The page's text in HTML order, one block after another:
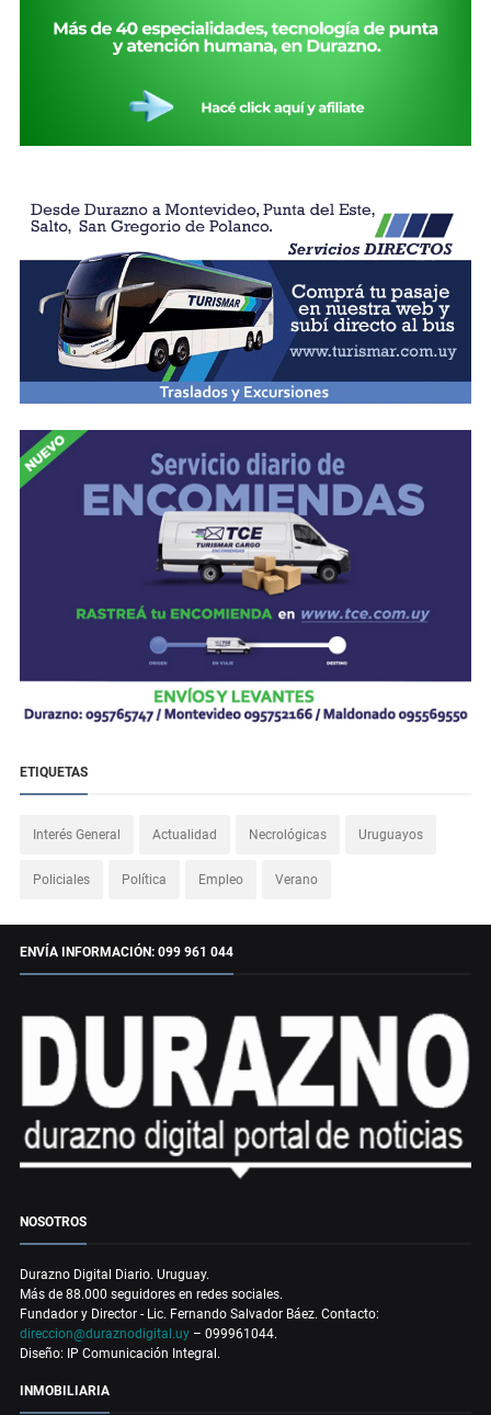
ETIQUETAS
Interés General Actualidad Necrológicas Uruguayos
Policiales Política Empleo Verano
ENVÍA INFORMACIÓN: 099 961 044
NOSOTROS
Durazno Digital Diario. Uruguay.
Más de 88.000 seguidores en redes sociales.
Fundador y Director - Lic. Fernando Salvador Báez. Contacto:
direccion@duraznodigital.uy – 099961044.
Diseño: IP Comunicación Integral.
INMOBILIARIA